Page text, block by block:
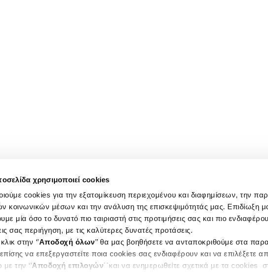
χρησιμοποιεί cookies
cookies για την εξατομίκευση περιεχομένου και διαφημίσεων, την
κοινωνικών μέσων και την ανάλυση της επισκεψιμότητάς μας. Επιδίωξη
μία όσο το δυνατό πιο ταιριαστή στις προτιμήσεις σας και πιο
σας περιήγηση, με τις καλύτερες δυνατές προτάσεις.
στην ‘’Αποδοχή όλων’’ θα μας βοηθήσετε να ανταποκριθούμε στα
να επεξεργαστείτε ποια cookies σας ενδιαφέρουν και να επιλέξετε
την ‘’Αποδοχή επιλογών΄΄και να ενημερωθείτε σχετικά με τα cookies